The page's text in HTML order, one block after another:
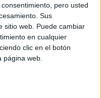
pero usted
Sus
sitio web. Puede cambiar
en cualquier
clic en el botón
web.